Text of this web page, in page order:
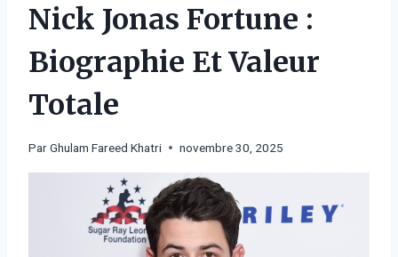
Nick Jonas Fortune :
Biographie Et Valeur
Totale
ParGhulam Fareed Khatri novembre 30, 2025